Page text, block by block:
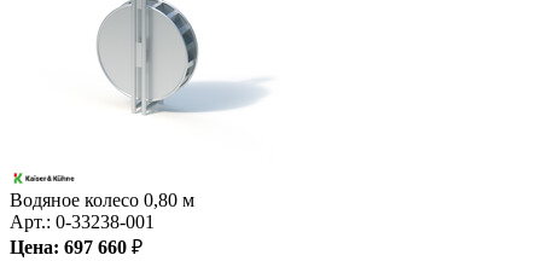
Водяное колесо 0,80 м
Арт.: 0-33238-001
Цена: 697 660 ₽